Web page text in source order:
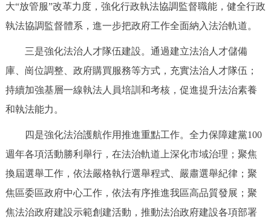
大“放管服”改革力度，強化行政執法協調監督職能，健全行政
執法協調監督體系，進一步把政府工作全面納入法治軌道。
三是強化法治人才隊伍建設。通過建立法治人才儲備
庫、崗位調整、政府購買服務等方式，充實法治人才隊伍；
持續加強基層一線執法人員培訓和考核，促進提升法治素養
和執法能力。
四是強化法治護航作用推進重點工作。全力保障建黨100
週年各項活動勝利舉行，在法治軌道上深化市域治理；聚焦
換屆選舉工作，依法嚴格執行選舉程式、嚴肅選舉紀律；聚
焦區委區政府中心工作，依法有序推進我區高品質發展；聚
焦法治政府建設示範創建活動，推動法治政府建設各項部署